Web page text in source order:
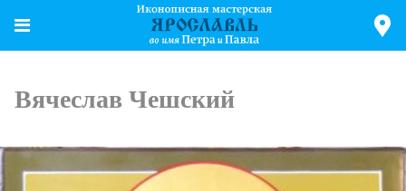
Вячеслав Чешский